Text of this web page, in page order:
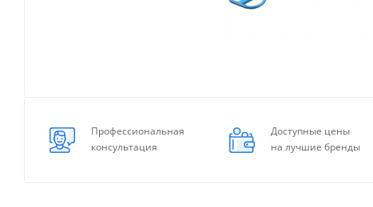
Профессиональная
консультация
Доступные цены
на лучшие бренды